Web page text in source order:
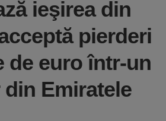
ieşirea din
pierderi
de euro într-un
Emiratele